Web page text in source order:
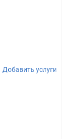
Добавить услуги